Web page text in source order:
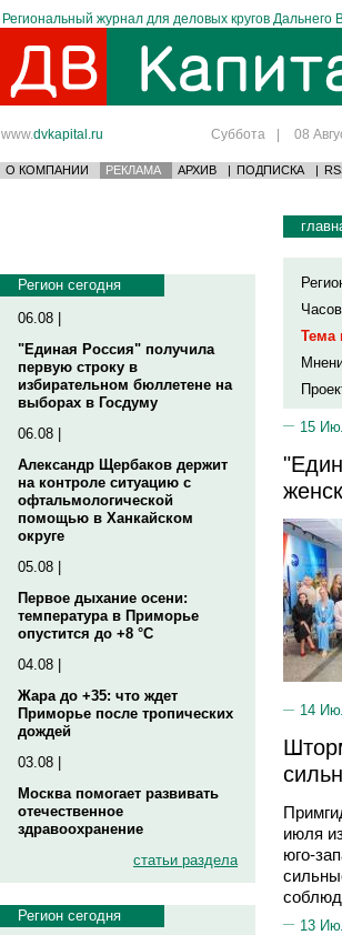
Региональный журнал для деловых кругов Дальнего
www.dvkapital.ru Суббота | 08
О КОМПАНИИ РЕКЛАМА АРХИВ | ПОДПИСКА |
Регион сегодня
06.08 |
"Единая Россия" получила
первую строку в
избирательном бюллетене на
выборах в Госдуму
06.08 |
Александр Щербаков держит
на контроле ситуацию с
офтальмологической
помощью в Ханкайском
округе
05.08 |
Первое дыхание осени:
температура в Приморье
опустится до +8 °C
04.08 |
Жара до +35: что ждет
Приморье после тропических
дождей
03.08 |
Москва помогает развивать
отечественное
здравоохранение
статьи раздела
Регион сегодня
Тема
15
14
июля
юго-
13